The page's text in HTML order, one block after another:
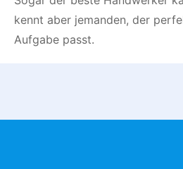
kennt aber jemanden, der
Aufgabe passt.